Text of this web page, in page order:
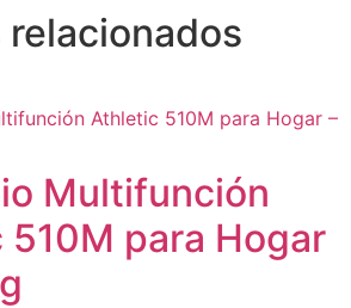
Multifunción
para Hogar